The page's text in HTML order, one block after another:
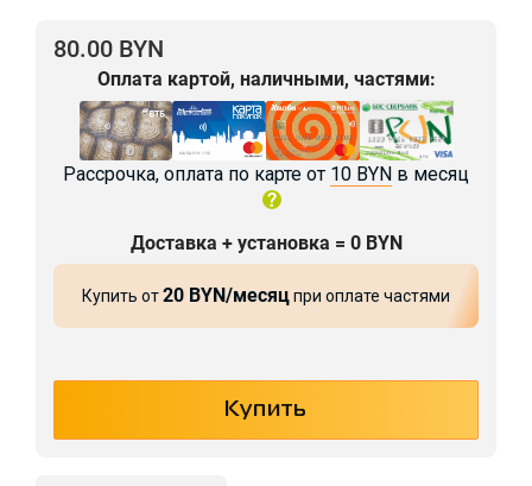
80.00 BYN
Оплата картой, наличными, частями:
Рассрочка, оплата по карте от 10 BYN в месяц
Доставка + установка = 0 BYN
Купить от20 BYN/месяцпри оплате частями